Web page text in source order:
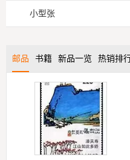
小型张
邮品 书籍 新品一览 热销排